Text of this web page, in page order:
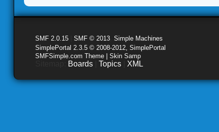
SMF 2.0.15 SMF © 2013 Simple Machines
SimplePortal 2.3.5 © 2008-2012, SimplePortal
SMFSimple.com Theme | Skin Samp
Boards Topics XML